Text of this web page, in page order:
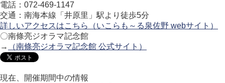
電話：072-469-1147
交通：南海本線「井原里」駅より徒歩5分
詳しいアクセスはこちら（いこらも～る泉佐野 webサイト）
〇南條亮ジオラマ記念館
→
（南條亮ジオラマ記念館 公式サイト）
現在、開催期間中の情報